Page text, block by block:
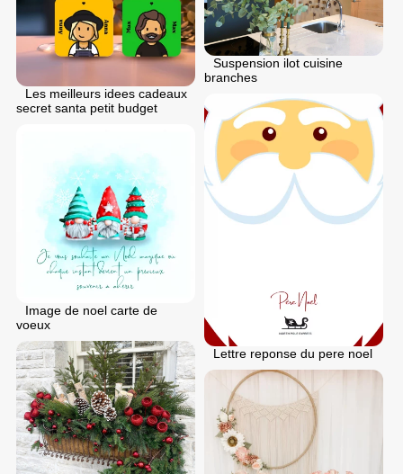
Les meilleurs idees cadeaux
secret santa petit budget
Suspension ilot cuisine
branches
Lettre reponse du pere noel
Image de noel carte de
voeux